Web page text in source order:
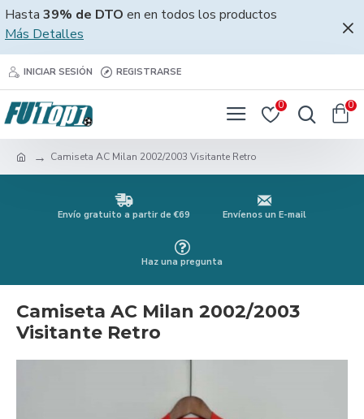
Hasta 39% de DTO en en todos los productos
Más Detalles
INICIAR SESIÓN REGISTRARSE
0 0
Camiseta AC Milan 2002/2003 Visitante Retro
Envío gratuito a partir de €69 Envíenos un E-mail
Haz una pregunta
Camiseta AC Milan 2002/2003
Visitante Retro